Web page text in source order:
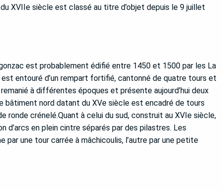
XVIIe siècle est classé au titre d’objet depuis le 9 juillet
est probablement édifié entre 1450 et 1500 par les La
entouré d’un rempart fortifié, cantonné de quatre tours et
à différentes époques et présente aujourd’hui deux
bâtiment nord datant du XVe siècle est encadré de tours
ronde crénelé.Quant à celui du sud, construit au XVIe siècle,
d’arcs en plein cintre séparés par des pilastres. Les
par une tour carrée à mâchicoulis, l’autre par une petite